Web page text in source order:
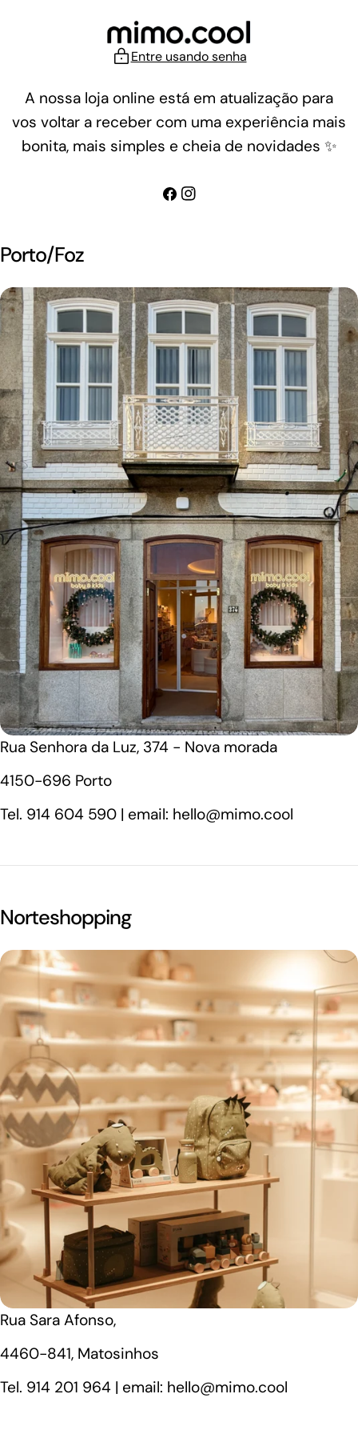
Entre usando senha
A nossa loja online está em atualização para
vos voltar a receber com uma experiência mais
bonita, mais simples e cheia de novidades ✨
Facebook
Instagram
Porto/Foz
Rua Senhora da Luz, 374 - Nova morada
4150-696 Porto
Tel. 914 604 590 | email: hello@mimo.cool
Norteshopping
Rua Sara Afonso,
4460-841, Matosinhos
Tel. 914 201 964 | email: hello@mimo.cool